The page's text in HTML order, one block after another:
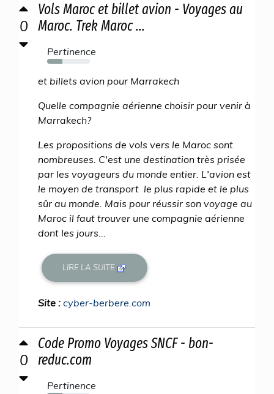
0
Vols Maroc et billet avion - Voyages au
Maroc. Trek Maroc ...
Pertinence
35%
et billets avion pour Marrakech
Quelle compagnie aérienne choisir pour venir à
Marrakech?
Les propositions de vols vers le Maroc sont
nombreuses. C'est une destination très prisée
par les voyageurs du monde entier. L'avion est
le moyen de transport le plus rapide et le plus
sûr au monde. Mais pour réussir son voyage au
Maroc il faut trouver une compagnie aérienne
dont les jours...
LIRE LA SUITE
Site : cyber-berbere.com
0
Code Promo Voyages SNCF - bon-
reduc.com
Pertinence